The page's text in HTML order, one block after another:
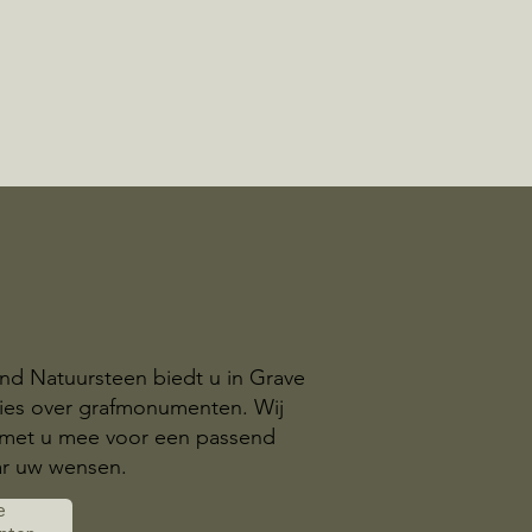
Natuursteen biedt u in Grave
over grafmonumenten. Wij
u mee voor een passend
uw wensen.